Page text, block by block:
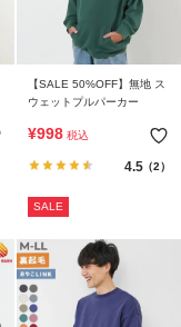
【SALE 50%OFF】無地 ス
ウェットプルパーカー
¥998 税込
4.5（2）
SALE